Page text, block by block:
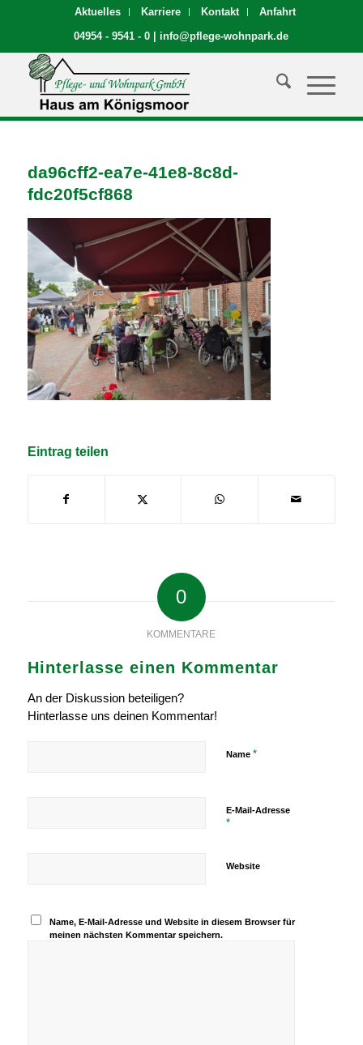
Aktuelles Karriere Kontakt
Anfahrt
04954 - 9541 - 0
info@pflege-wohnpark.de
da96cff2-ea7e-41e8-8c8d-
fdc20f5cf868
Eintrag teilen
0
KOMMENTARE
Hinterlasse einen Kommentar
An der Diskussion beteiligen?
Hinterlasse uns deinen Kommentar!
Name *
E-Mail-Adresse
*
Website
Name, E-Mail-Adresse und Website in diesem Browser für
meinen nächsten Kommentar speichern.